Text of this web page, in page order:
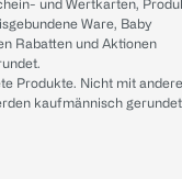
und Wertkarten,
Ware, Baby
Rabatten und Aktionen
Produkte. Nicht mit
kaufmännisch